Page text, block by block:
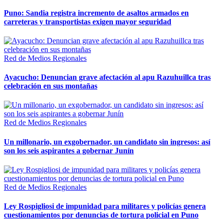
Puno: Sandia registra incremento de asaltos armados en
carreteras y transportistas exigen mayor seguridad
Red de Medios Regionales
Ayacucho: Denuncian grave afectación al apu Razuhuillca tras
celebración en sus montañas
Red de Medios Regionales
Un millonario, un exgobernador, un candidato sin ingresos: así
son los seis aspirantes a gobernar Junín
Red de Medios Regionales
Ley Rospigliosi de impunidad para militares y policías genera
cuestionamientos por denuncias de tortura policial en Puno